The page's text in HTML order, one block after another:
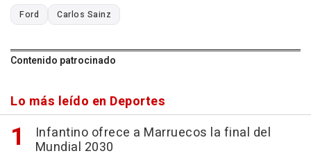
Ford Carlos Sainz
Contenido patrocinado
Lo más leído en Deportes
Infantino ofrece a Marruecos la final del
Mundial 2030